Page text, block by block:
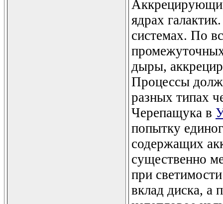
ядрах
системах. По
дыры,
Процессы
разных типах
Черепащука в
попытку
содержащих
существенно
при
вклад диска, а